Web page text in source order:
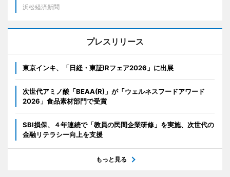
浜松経済新聞
プレスリリース
東京インキ、「日経・東証IRフェア2026」に出展
次世代アミノ酸「BEAA(R)」が「ウェルネスフードアワード
2026」食品素材部門で受賞
SBI損保、４年連続で「教員の民間企業研修」を実施、次世代の
金融リテラシー向上を支援
もっと見る